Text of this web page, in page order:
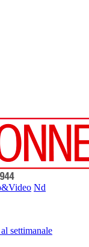
Nd
settimanale